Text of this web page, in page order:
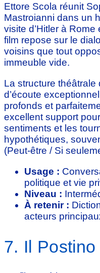
Ettore Scola réunit
Mastroianni dans un
visite d’Hitler à
film repose sur le
voisins que tout
immeuble vide.
La structure théâtrale
d’écoute
profonds et
excellent support
sentiments et les
hypothétiques,
(Peut-être / Si
Usage :
politique et vie
Niveau :
À retenir :
acteurs
7. Il